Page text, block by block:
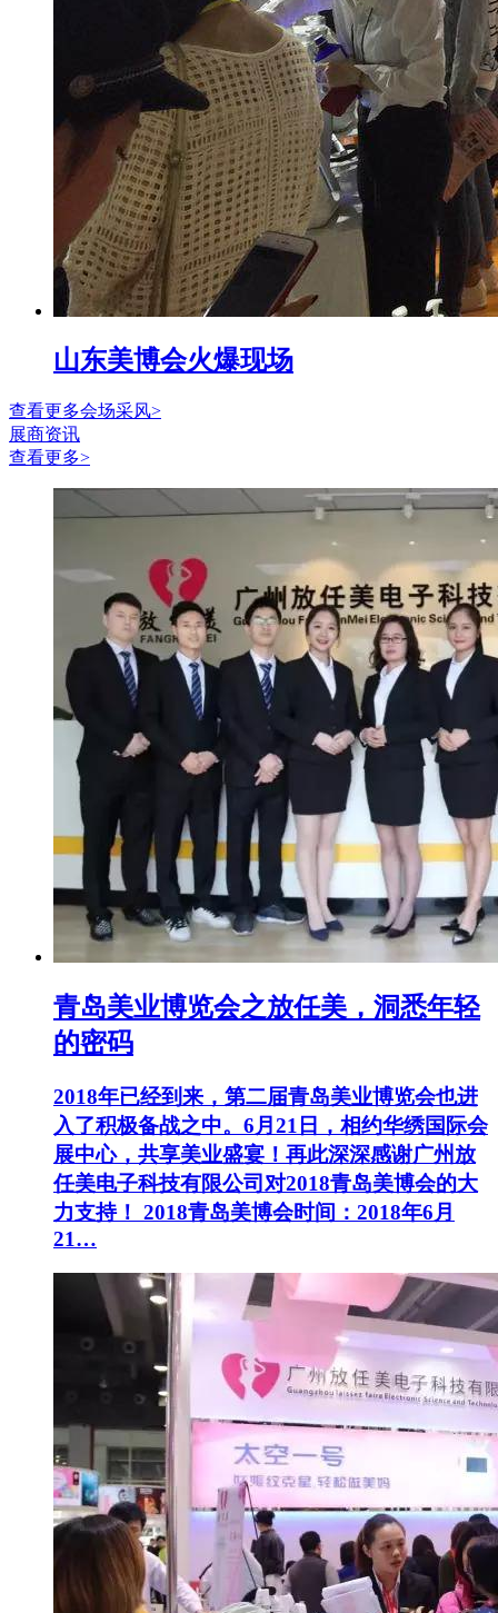
山东美博会火爆现场
查看更多会场采风>
展商资讯
查看更多>
青岛美业博览会之放任美，洞悉年轻
的密码
2018年已经到来，第二届青岛美业博览会也进
入了积极备战之中。6月21日，相约华绣国际会
展中心，共享美业盛宴！再此深深感谢广州放
任美电子科技有限公司对2018青岛美博会的大
力支持！ 2018青岛美博会时间：2018年6月
21…